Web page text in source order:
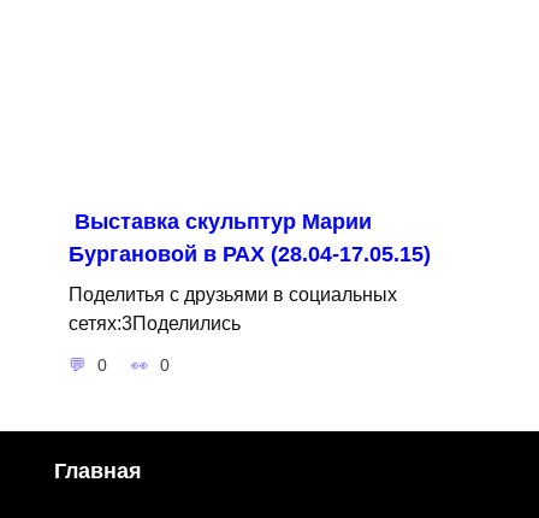
Выставка скульптур Марии
Бургановой в РАХ (28.04-17.05.15)
Поделитья с друзьями в социальных
сетях:3Поделились
0 0
Главная